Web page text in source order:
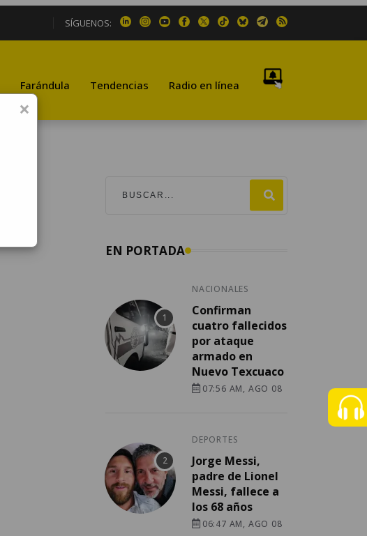
SÍGUENOS:
Farándula Tendencias Radio en línea
EN PORTADA
NACIONALES
Confirman
cuatro fallecidos
por ataque
armado en
Nuevo Texcuaco
07:56 AM, AGO 08
DEPORTES
Jorge Messi,
padre de Lionel
Messi, fallece a
los 68 años
06:47 AM, AGO 08
×